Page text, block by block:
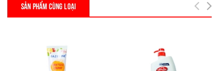
SẢN PHẨM CÙNG LOẠI